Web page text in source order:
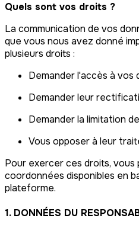
Quels sont vos droits ?
La communication de vos
que vous nous avez donné
plusieurs droits :
Demander l'accès à vos
Demander leur
Demander la limitation
Vous opposer à leur
Pour exercer ces droits, vous
coordonnées disponibles en
plateforme.
1. DONNÉES DU